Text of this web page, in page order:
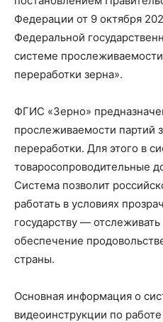
Федерации от 9 октября
Федеральной
системе
переработки зерна».
ФГИС «Зерно»
прослеживаемости партий
переработки. Для этого в
товаросопроводительные
Система позволит
работать в условиях
государству —
обеспечение
страны.
Основная информация о
видеоинструкции по